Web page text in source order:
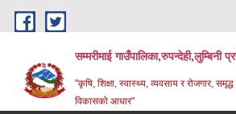
Skip to main content
सम्मरीमाई गाउँपालिका,रुपन्देही,लुम्बिनी
"कृषि, शिक्षा, स्वास्थ्य, व्यवसाय र रोजगार, समृद्ध
विकासको आधार"